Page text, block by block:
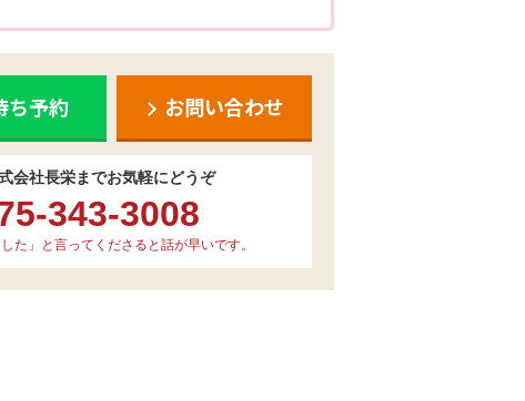
ち予約 お問い合わせ
会社長栄までお気軽にどうぞ
343-3008
た」と言ってくださると話が早いです。